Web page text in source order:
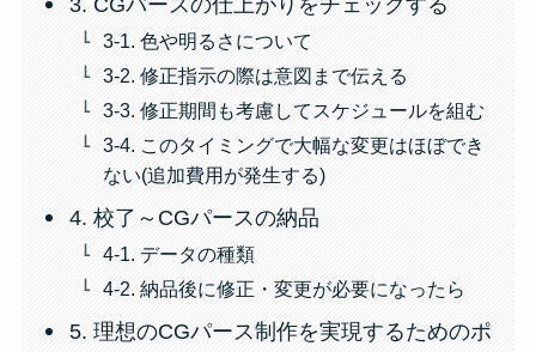
3. CGパースの仕上がりをチェックする
3-1. 色や明るさについて
3-2. 修正指示の際は意図まで伝える
3-3. 修正期間も考慮してスケジュールを組む
3-4. このタイミングで大幅な変更はほぼでき
ない(追加費用が発生する)
4. 校了～CGパースの納品
4-1. データの種類
4-2. 納品後に修正・変更が必要になったら
5. 理想のCGパース制作を実現するためのポ